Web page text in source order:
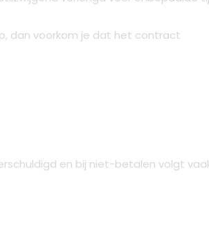
dan voorkom je dat het contract
en bij niet-betalen volgt